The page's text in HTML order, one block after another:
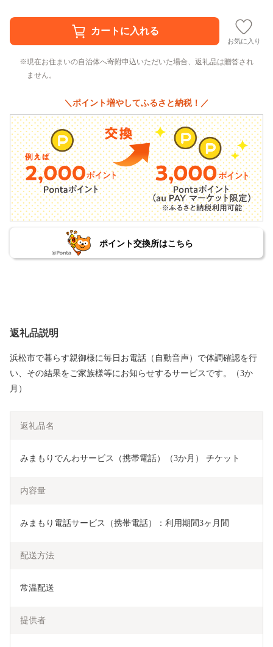
お気に入り
現在お住まいの自治体へ寄附申込いただいた場合、返礼品は贈答され
ません。
＼ポイント増やしてふるさと納税！／
ポイント交換所はこちら
返礼品説明
浜松市で暮らす親御様に毎日お電話（自動音声）で体調確認を行
い、その結果をご家族様等にお知らせするサービスです。（3か
月）
返礼品名
みまもりでんわサービス（携帯電話）（3か月） チケット
内容量
みまもり電話サービス（携帯電話）：利用期間3ヶ月間
配送方法
常温配送
提供者